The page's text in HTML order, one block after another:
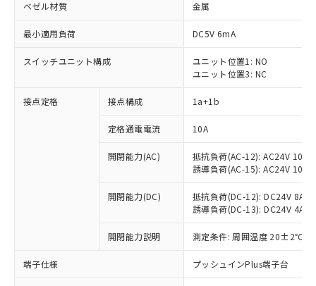
ベゼル材質 金属
最小適用負荷 DC5V 6mA
スイッチユニット構成
ユニット位置1: NO
ユニット位置3: NC
接点定格 接点構成 1a+1b
定格通電電流 10A
開閉能力(AC)
抵抗負荷(AC-12): AC24V 10A/
誘導負荷(AC-15): AC24V
開閉能力(DC)
抵抗負荷(DC-12): DC24V 8A/
誘導負荷(DC-13): DC24V 4A/
開閉能力説明 測定条件: 周囲温度 20±2℃、
端子仕様 プッシュインPlus端子台
対応済み：EU RoHS指令（10物質）の
非含有に対応した製品が提供可能な商品で